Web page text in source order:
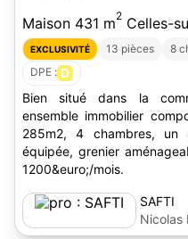
Maison 431 m2 Celles-
EXCLUSIVITÉ 13 pièces 8
DPE : D
Bien situé dans la
ensemble immobilier
285m2, 4 chambres, un
équipée, grenier
1200&euro;/mois.
SAFTI
Nicolas